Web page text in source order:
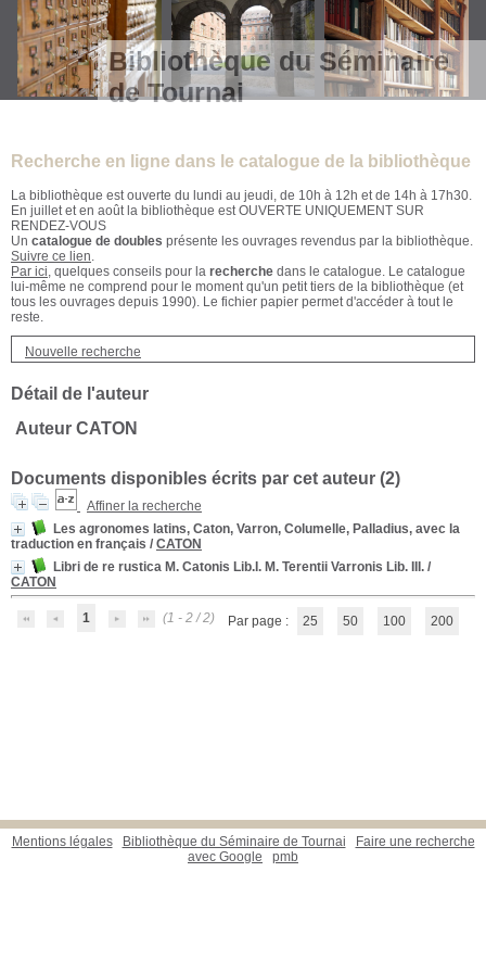
Bibliothèque du Séminaire
de Tournai
Recherche en ligne dans le catalogue de la bibliothèque
La bibliothèque est ouverte du lundi au jeudi, de 10h à 12h et de 14h à 17h30.
En juillet et en août la bibliothèque est OUVERTE UNIQUEMENT SUR
RENDEZ-VOUS
Un catalogue de doubles présente les ouvrages revendus par la bibliothèque.
Suivre ce lien.
Par ici, quelques conseils pour la recherche dans le catalogue. Le catalogue
lui-même ne comprend pour le moment qu'un petit tiers de la bibliothèque (et
tous les ouvrages depuis 1990). Le fichier papier permet d'accéder à tout le
reste.
Nouvelle recherche
Détail de l'auteur
Auteur CATON
Documents disponibles écrits par cet auteur (2)
Affiner la recherche
Les agronomes latins, Caton, Varron, Columelle, Palladius, avec la
traduction en français / CATON
Libri de re rustica M. Catonis Lib.I. M. Terentii Varronis Lib. III. /
CATON
1 (1 - 2 / 2) Par page : 25 50 100 200
Mentions légales Bibliothèque du Séminaire de Tournai
Faire une recherche
avec Google
pmb